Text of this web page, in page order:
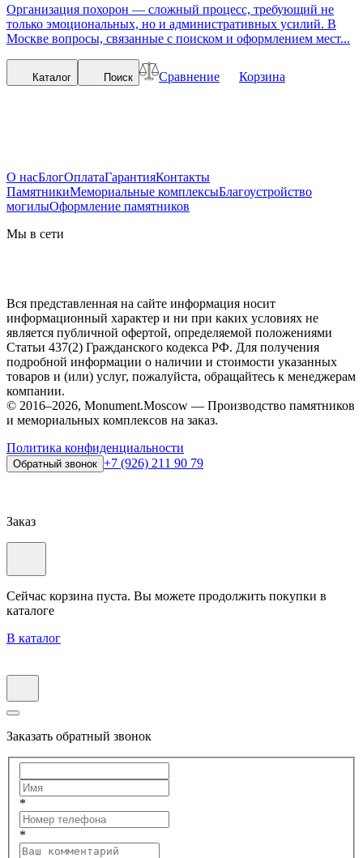
Организация похорон — сложный процесс, требующий не
только эмоциональных, но и административных усилий. В
Москве вопросы, связанные с поиском и оформлением мест...
Каталог Поиск Сравнение Корзина
О насБлогОплатаГарантияКонтакты
ПамятникиМемориальные комплексыБлагоустройство
могилыОформление памятников
Мы в сети
Вся представленная на сайте информация носит
информационный характер и ни при каких условиях не
является публичной офертой, определяемой положениями
Статьи 437(2) Гражданского кодекса РФ. Для получения
подробной информации о наличии и стоимости указанных
товаров и (или) услуг, пожалуйста, обращайтесь к менеджерам
компании.
© 2016–2026, Monument.Moscow — Производство памятников
и мемориальных комплексов на заказ.
Политика конфиденциальности
Обратный звонок +7 (926) 211 90 79
Заказ
Сейчас корзина пуста. Вы можете продолжить покупки в
каталоге
В каталог
Заказать обратный звонок
*
*